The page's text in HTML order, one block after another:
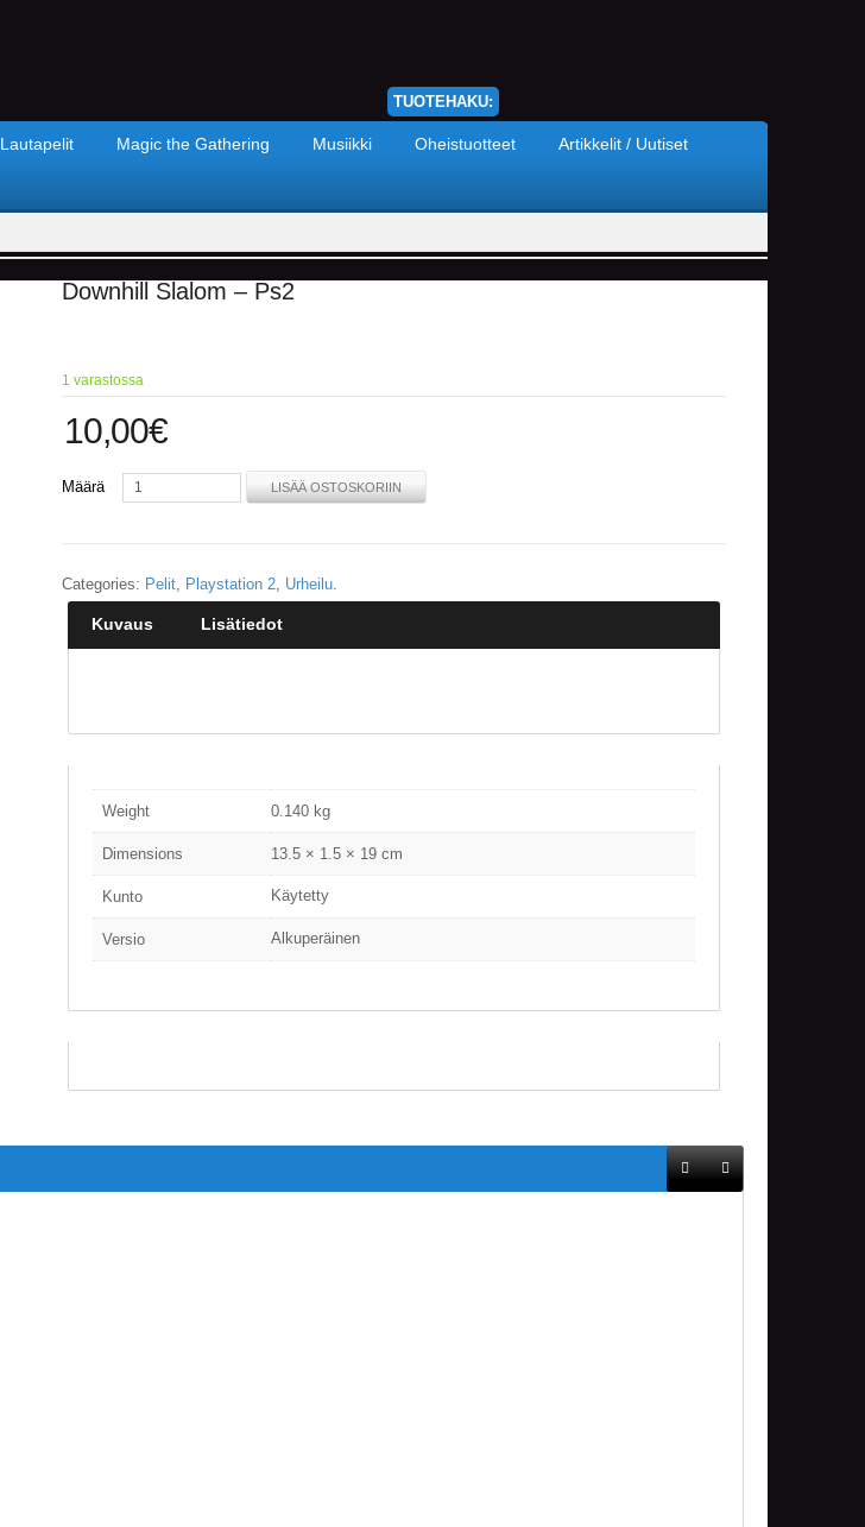
TUOTEHAKU:
Lautapelit Magic the Gathering Musiikki Oheistuotteet Artikkelit / Uutiset
Downhill Slalom – Ps2
1 varastossa
10,00€
Määrä LISÄÄ OSTOSKORIIN
Categories: Pelit, Playstation 2, Urheilu.
Kuvaus Lisätiedot
Weight 0.140 kg
Dimensions 13.5 × 1.5 × 19 cm
Kunto Käytetty
Versio Alkuperäinen